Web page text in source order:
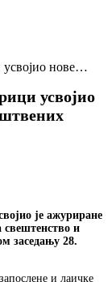
нове…
усвојио
је ажуриране
и
заседању 28.
и лаичке